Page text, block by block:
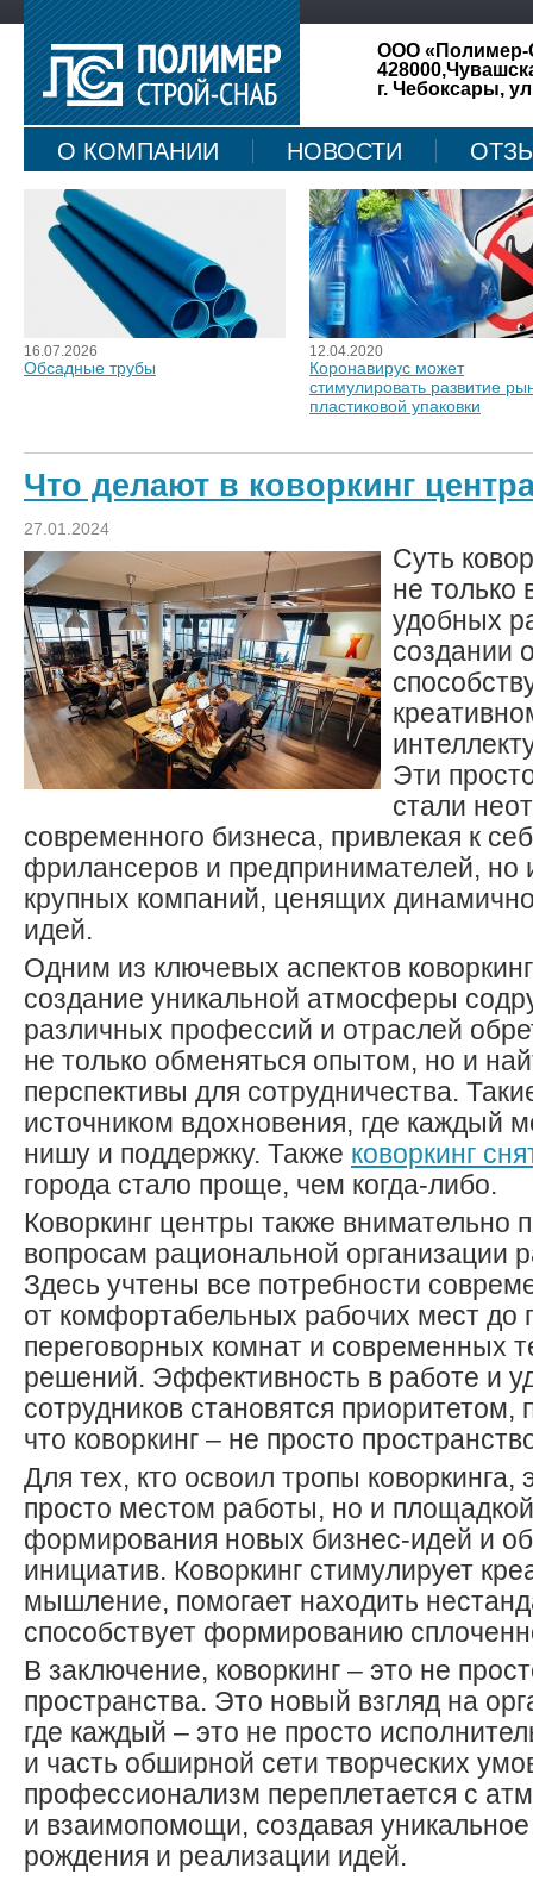
ООО «Полимер-
г. Чебоксары,
О КОМПАНИИ НОВОСТИ
КАРТА САЙТА
16.07.2026
Обсадные трубы
12.04.2020
Коронавирус может
стимулировать развитие
пластиковой упаковки
Что делают в коворкинг
27.01.2024
Суть
не только
удобных
создании
Эти
стали
современного бизнеса, привлекая к
фрилансеров и предпринимателей, но
крупных компаний, ценящих
идей.
Одним из ключевых аспектов
создание уникальной атмосферы
различных профессий и отраслей
не только обменяться опытом, но и
перспективы для сотрудничества.
источником вдохновения, где каждый
нишу и поддержку. Также коворкинг
города стало проще, чем когда-либо.
Коворкинг центры также внимательно
вопросам рациональной организации
Здесь учтены все потребности
от комфортабельных рабочих мест до
переговорных комнат и современных
решений. Эффективность в работе и
сотрудников становятся приоритетом,
что коворкинг – не просто
Для тех, кто освоил тропы коворкинга,
просто местом работы, но и
формирования новых бизнес-идей и
инициатив. Коворкинг стимулирует
мышление, помогает находить
способствует формированию
В заключение, коворкинг – это не
пространства. Это новый взгляд на
где каждый – это не просто
и часть обширной сети творческих
профессионализм переплетается с
и взаимопомощи, создавая
рождения и реализации идей.